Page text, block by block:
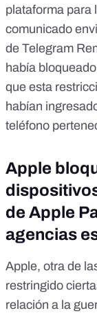
plataforma para
comunicado
de Telegram
había
que esta
habían
teléfono
Apple
de Apple
agencias
Apple, otra de
restringido
relación a la